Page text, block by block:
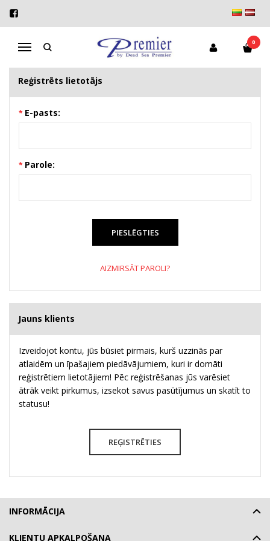
Navigācija
0
KLIENTA LIETOTĀJVĀRDS
Sākums Klienta lietotājvārds
Reģistrēts lietotājs
E-pasts:
Parole:
AIZMIRSĀT PAROLI?
Jauns klients
Izveidojot kontu, jūs būsiet pirmais, kurš uzzinās par
atlaidēm un īpašajiem piedāvājumiem, kuri ir domāti
reģistrētiem lietotājiem! Pēc reģistrēšanas jūs varēsiet
ātrāk veikt pirkumus, izsekot savus pasūtījumus un skatīt to
statusu!
REĢISTRĒTIES
INFORMĀCIJA
KLIENTU APKALPOŠANA